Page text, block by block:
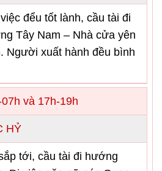
đểu tốt lành, cầu tài đi
Tây Nam – Nhà cửa yên
Người xuất hành đều bình
và 17h-19h
HỶ
tới, cầu tài đi hướng